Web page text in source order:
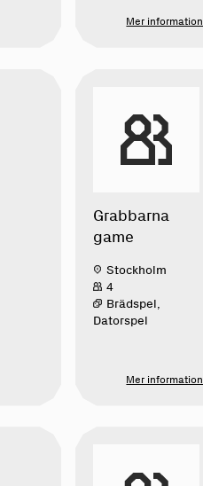
Mer information
Grabbarna
game
Stockholm
4
Brädspel,
Datorspel
Mer information